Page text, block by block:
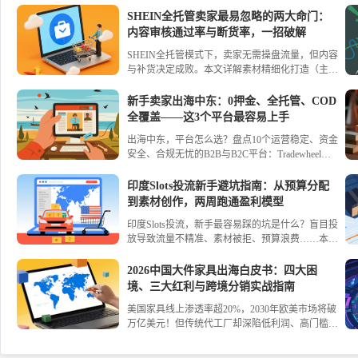
SHEIN全托管卖家最易忽略的两大命门：
内容审核通过率与断货率，一招破解
SHEIN全托管模式下，卖家无需操盘流量，但内容
与补货决定成败。本文详解素材精细化打造（主
流量红利，以及科学补货体系（ERP、防断货积
压），助你实现内容获客+高效履约，稳健盈利。
新手卖家出海中东：0押金、全托管、COD
全覆盖——这3个平台最容易上手
出海中东，平台怎么选？盘点10个运营稳定、资金
安全、合规无忧的B2B与B2C平台：Tradewheel、
Noon、TikTok Shop、速卖通、Fordeal。解析各平
台核心优势、入驻门槛与适配品类，助力中国卖家
印度Slots投流新手避坑指南：从预算分配
到素材创作，两周跑通盈利模型
印度Slots投流，新手最容易踩的坑是什么？盲目投
放导致流量不精准、素材被拒、预算浪费……本文
化的完整流程，实测数据显示：两周内ROI从1.2提
升至2.16，日均付费用户超千人。
2026中国大件家具出海白皮书：四大困
境、三大红利与跨境分销实战指南
美国家具线上渗透率超20%，2030年欧美市场将破
万亿美元！但传统代工厂却深陷低利润、高门槛、
发，拆解跨境分销模式如何用全链路服务、海量渠